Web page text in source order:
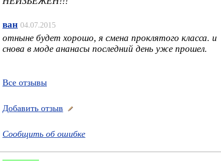
ван 04.07.2015
отныне будет хорошо, я смена проклятого класса. и
снова в моде ананасы последний день уже прошел.
Все отзывы
Добавить отзыв
Сообщить об ошибке